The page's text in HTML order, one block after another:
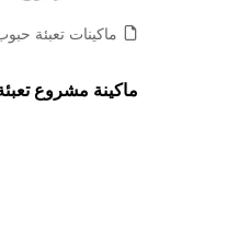
ماكينات تعبئة
ماكينة مشروع تعبئة المواد